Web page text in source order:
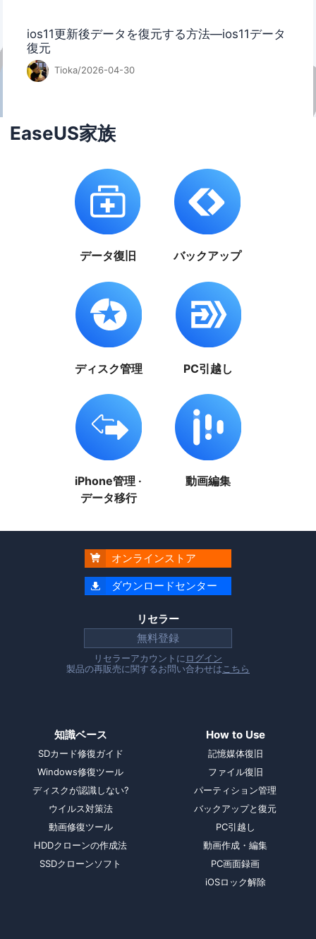
ios11更新後データを復元する方法―ios11データ
復元
Tioka/2026-04-30
EaseUS家族
データ復旧 バックアップ
ディスク管理 PC引越し
iPhone管理 ·
データ移行
動画編集
 オンラインストア
 ダウンロードセンター
リセラー
無料登録
リセラーアカウントに ログイン
製品の再販売に関するお問い合わせは こちら
知識ベース
SDカード修復ガイド
Windows修復ツール
ディスクが認識しない?
ウイルス対策法
動画修復ツール
HDDクローンの作成法
SSDクローンソフト
How to Use
記憶媒体復旧
ファイル復旧
パーティション管理
バックアップと復元
PC引越し
動画作成・編集
PC画面録画
iOSロック解除